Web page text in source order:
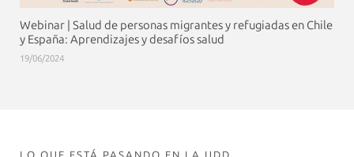
Webinar | Salud de personas migrantes y refugiadas en Chile
y España: Aprendizajes y desafíos salud
19/06/2024